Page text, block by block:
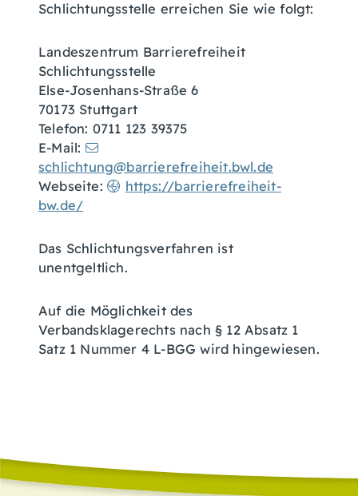
Schlichtungsstelle erreichen Sie wie folgt:
Landeszentrum Barrierefreiheit
Schlichtungsstelle
Else-Josenhans-Straße 6
70173 Stuttgart
Telefon: 0711 123 39375
E-Mail:
schlichtung@barrierefreiheit.bwl.de
Webseite:
https://barrierefreiheit-
bw.de/
Das Schlichtungsverfahren ist
unentgeltlich.
Auf die Möglichkeit des
Verbandsklagerechts nach § 12 Absatz 1
Satz 1 Nummer 4 L-BGG wird hingewiesen.